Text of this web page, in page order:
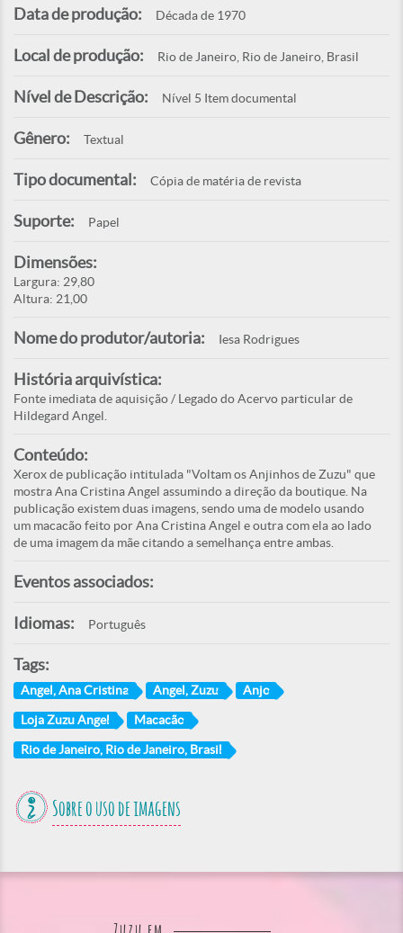
Data de produção: Década de 1970
Local de produção: Rio de Janeiro, Rio de Janeiro, Brasil
Nível de Descrição: Nível 5 Item documental
Gênero: Textual
Tipo documental: Cópia de matéria de revista
Suporte: Papel
Dimensões:
Largura: 29,80
Altura: 21,00
Nome do produtor/autoria: Iesa Rodrigues
História arquivística:
Fonte imediata de aquisição / Legado do Acervo particular de
Hildegard Angel.
Conteúdo:
Xerox de publicação intitulada "Voltam os Anjinhos de Zuzu" que
mostra Ana Cristina Angel assumindo a direção da boutique. Na
publicação existem duas imagens, sendo uma de modelo usando
um macacão feito por Ana Cristina Angel e outra com ela ao lado
de uma imagem da mãe citando a semelhança entre ambas.
Eventos associados:
Idiomas: Português
Tags:
Angel, Ana Cristina Angel, Zuzu Anjo
Loja Zuzu Angel Macacão
Rio de Janeiro, Rio de Janeiro, Brasil
Sobre o uso de imagens